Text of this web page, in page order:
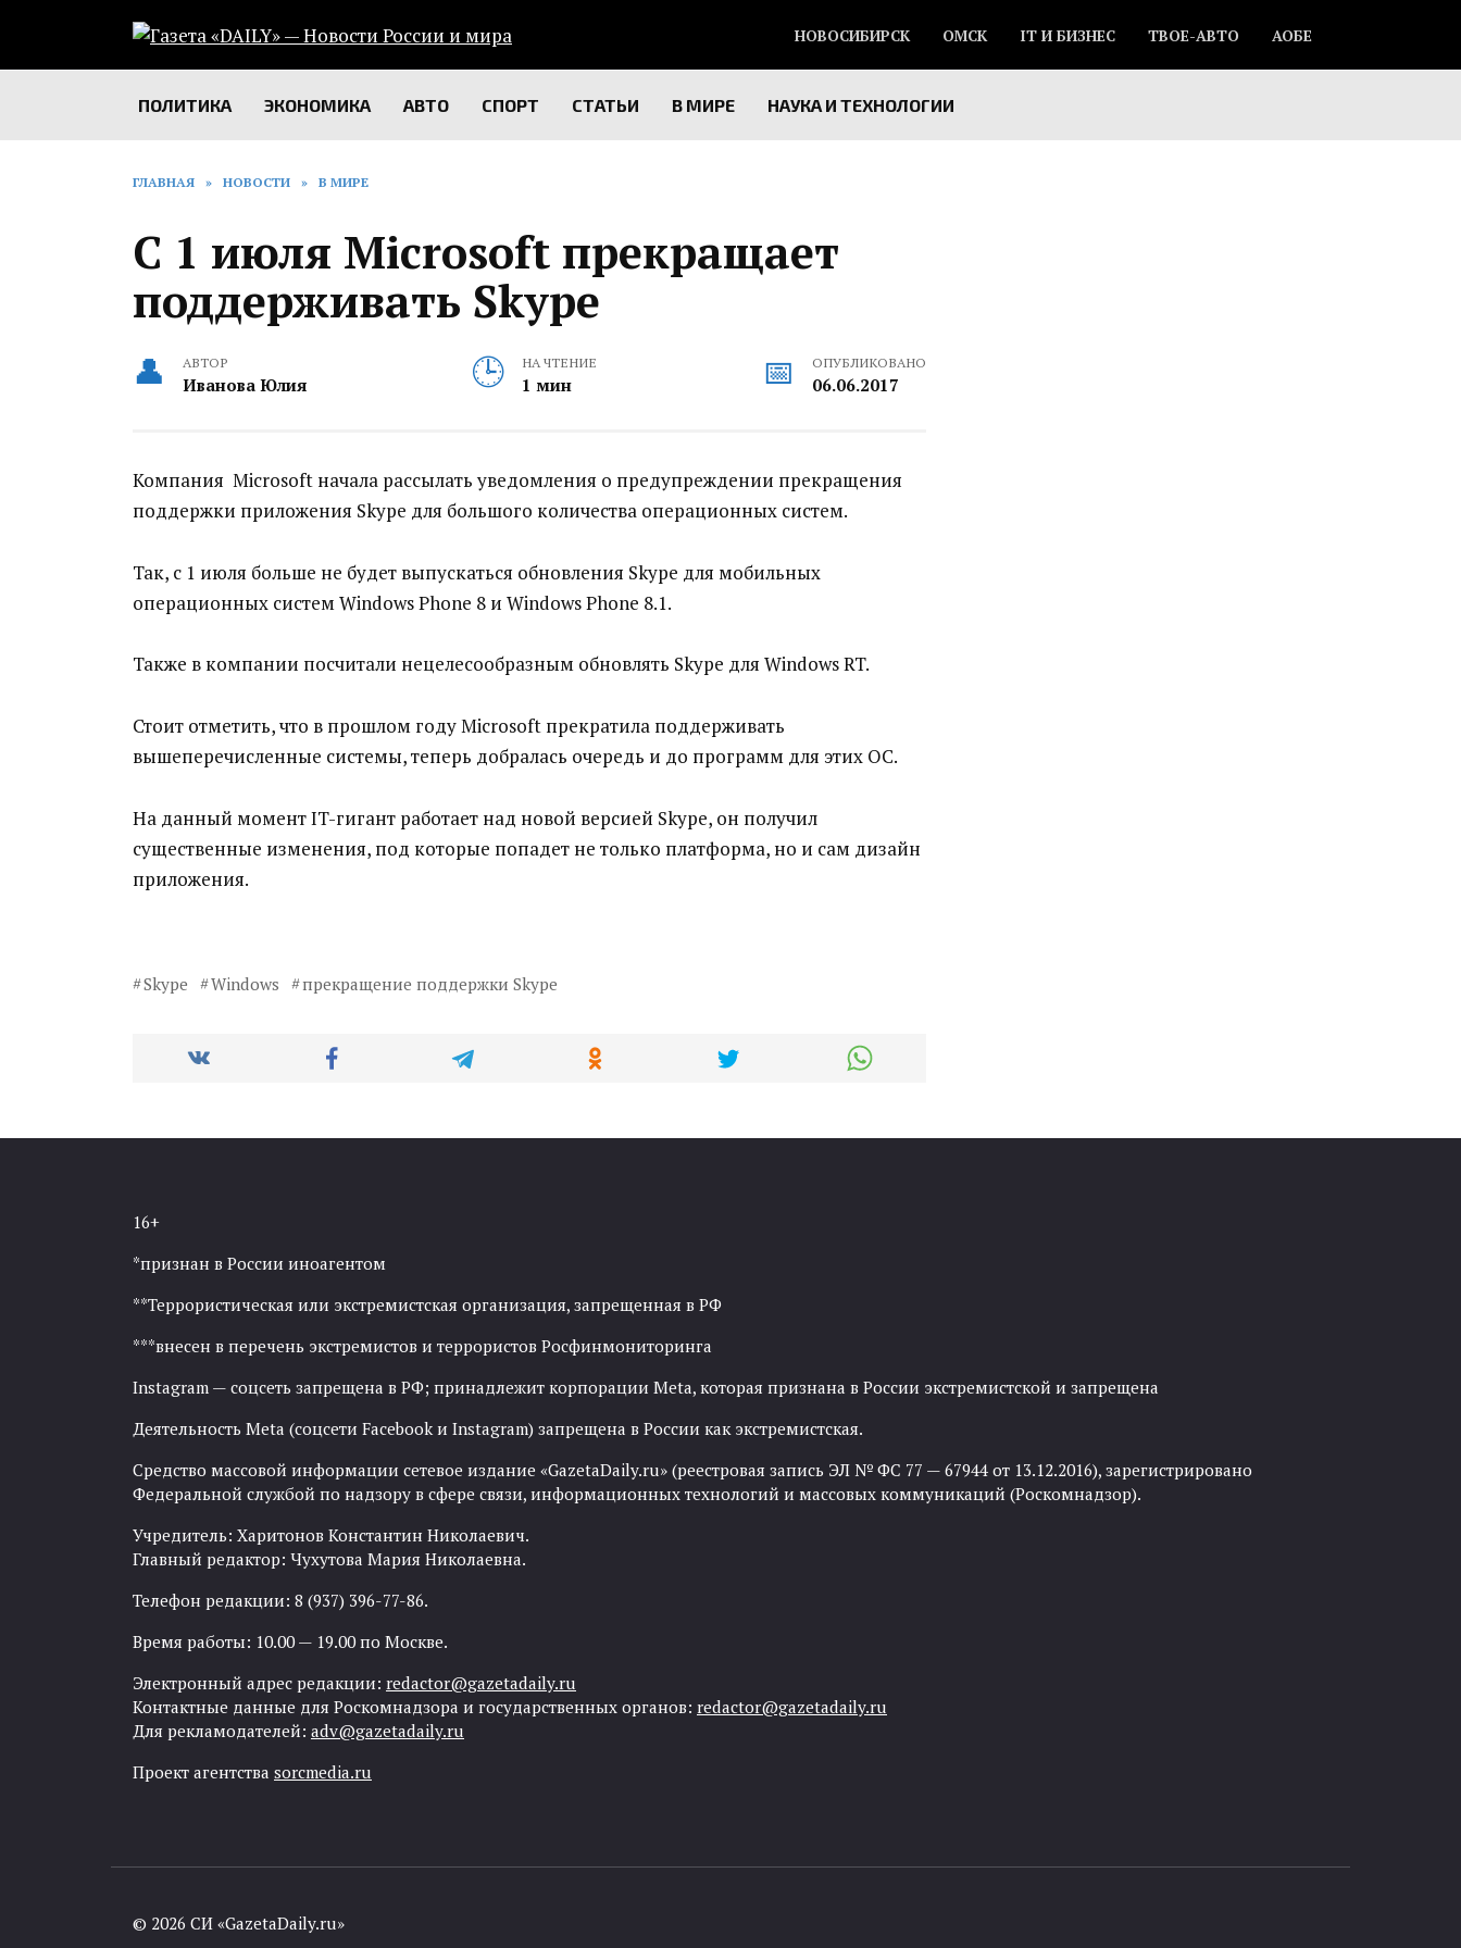
содержанию
НОВОСИБИРСК ОМСК IT И БИЗНЕС ТВОЕ-АВТО АОБЕ
ПОЛИТИКА ЭКОНОМИКА АВТО СПОРТ СТАТЬИ В МИРЕ НАУКА И ТЕХНОЛОГИИ
ГЛАВНАЯ » НОВОСТИ » В МИРЕ
С 1 июля Microsoft прекращает
поддерживать Skype
АВТОР
Иванова Юлия
НА ЧТЕНИЕ
1 мин
ОПУБЛИКОВАНО
06.06.2017
Компания Microsoft начала рассылать уведомления о предупреждении прекращения
поддержки приложения Skype для большого количества операционных систем.
Так, с 1 июля больше не будет выпускаться обновления Skype для мобильных
операционных систем Windows Phone 8 и Windows Phone 8.1.
Также в компании посчитали нецелесообразным обновлять Skype для Windows RT.
Стоит отметить, что в прошлом году Microsoft прекратила поддерживать
вышеперечисленные системы, теперь добралась очередь и до программ для этих ОС.
На данный момент IT-гигант работает над новой версией Skype, он получил
существенные изменения, под которые попадет не только платформа, но и сам дизайн
приложения.
Skype Windows прекращение поддержки Skype
16+
*признан в России иноагентом
**Террористическая или экстремистская организация, запрещенная в РФ
***внесен в перечень экстремистов и террористов Росфинмониторинга
Instagram — соцсеть запрещена в РФ; принадлежит корпорации Meta, которая признана в России экстремистской и запрещена
Деятельность Meta (соцсети Facebook и Instagram) запрещена в России как экстремистская.
Средство массовой информации сетевое издание «GazetaDaily.ru» (реестровая запись ЭЛ № ФС 77 — 67944 от 13.12.2016), зарегистрировано
Федеральной службой по надзору в сфере связи, информационных технологий и массовых коммуникаций (Роскомнадзор).
Учредитель: Харитонов Константин Николаевич.
Главный редактор: Чухутова Мария Николаевна.
Телефон редакции: 8 (937) 396-77-86.
Время работы: 10.00 — 19.00 по Москве.
Электронный адрес редакции: redactor@gazetadaily.ru
Контактные данные для Роскомнадзора и государственных органов: redactor@gazetadaily.ru
Для рекламодателей: adv@gazetadaily.ru
Проект агентства sorcmedia.ru
© 2026 СИ «GazetaDaily.ru»